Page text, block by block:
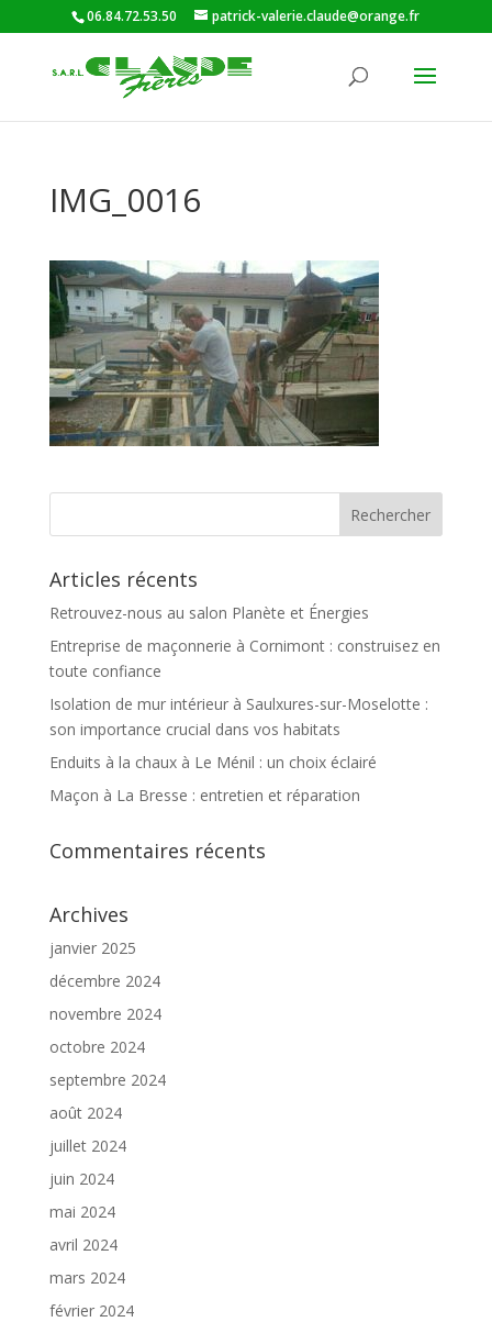
06.84.72.53.50 patrick-valerie.claude@orange.fr
IMG_0016
Articles récents
Retrouvez-nous au salon Planète et Énergies
Entreprise de maçonnerie à Cornimont : construisez en
toute confiance
Isolation de mur intérieur à Saulxures-sur-Moselotte :
son importance crucial dans vos habitats
Enduits à la chaux à Le Ménil : un choix éclairé
Maçon à La Bresse : entretien et réparation
Commentaires récents
Archives
janvier 2025
décembre 2024
novembre 2024
octobre 2024
septembre 2024
août 2024
juillet 2024
juin 2024
mai 2024
avril 2024
mars 2024
février 2024